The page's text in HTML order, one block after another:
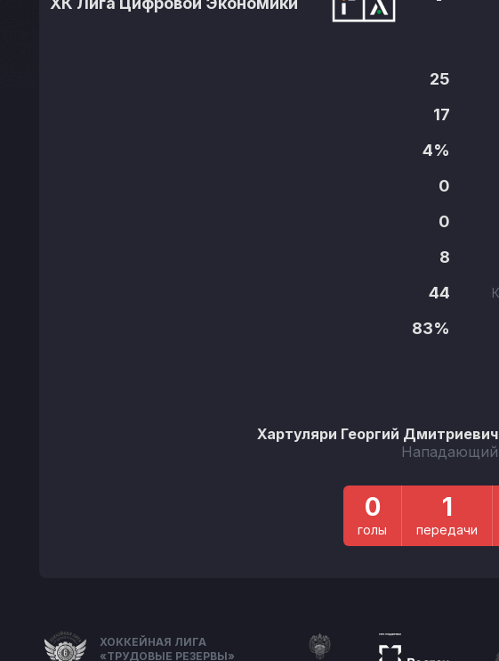
25
17
4%
0
0
8
44
83%
Хартуляри Георгий Дмитриевич
Нападающий
0
голы
1
передачи
ХОККЕЙНАЯ ЛИГА
«ТРУДОВЫЕ РЕЗЕРВЫ»